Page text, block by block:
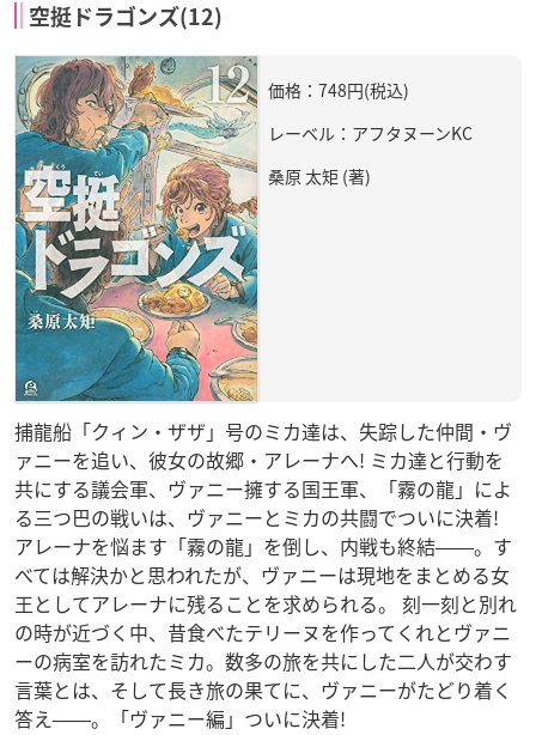
空挺ドラゴンズ(12)
価格：748円(税込)
レーベル：アフタヌーンKC
桑原 太矩 (著)
捕龍船「クィン・ザザ」号のミカ達は、失踪した仲間・ヴ
ァニーを追い、彼女の故郷・アレーナへ! ミカ達と行動を
共にする議会軍、ヴァニー擁する国王軍、「霧の龍」によ
る三つ巴の戦いは、ヴァニーとミカの共闘でついに決着!
アレーナを悩ます「霧の龍」を倒し、内戦も終結――。す
べては解決かと思われたが、ヴァニーは現地をまとめる女
王としてアレーナに残ることを求められる。 刻一刻と別れ
の時が近づく中、昔食べたテリーヌを作ってくれとヴァニ
ーの病室を訪れたミカ。数多の旅を共にした二人が交わす
言葉とは、そして長き旅の果てに、ヴァニーがたどり着く
答え――。「ヴァニー編」ついに決着!